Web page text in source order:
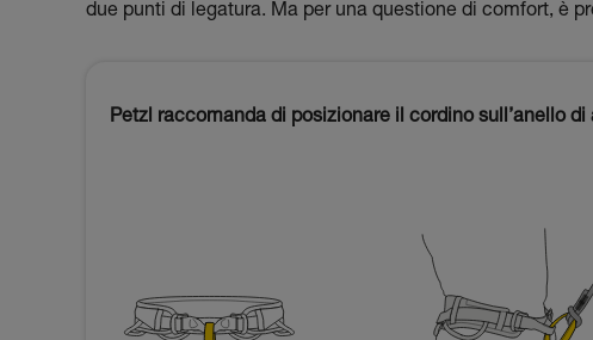
due punti di legatura. Ma per una questione di comfort, è
Petzl raccomanda di posizionare il cordino sull’anello di